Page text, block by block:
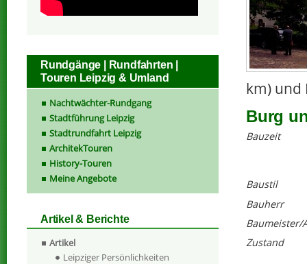
km) und
Burg
Bauzeit
Baustil
Bauherr
Baumeister/
Zustand
Rundgänge | Rundfahrten |
Touren Leipzig & Umland
Nachtwächter-Rundgang
Stadtführung Leipzig
Stadtrundfahrt Leipzig
ArchitekTouren
History-Touren
Meine Angebote
Artikel & Berichte
Artikel
Leipziger Persönlichkeiten